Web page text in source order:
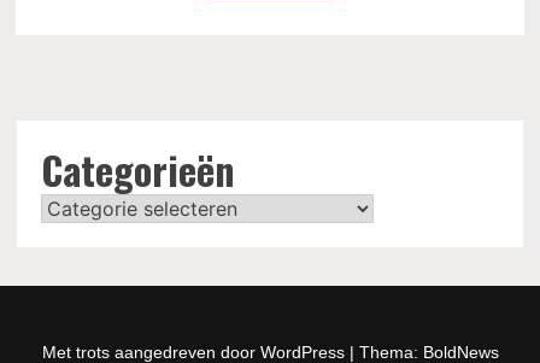
Categorieën
Categorieën
Met trots aangedreven door WordPress | Thema: BoldNews